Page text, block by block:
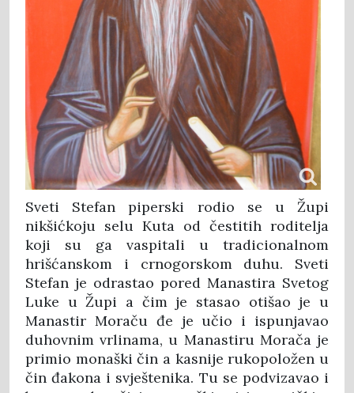
Sveti Stefan piperski rodio se u Župi
nikšićkoju selu Kuta od čestitih roditelja
koji su ga vaspitali u tradicionalnom
hrišćanskom i crnogorskom duhu. Sveti
Stefan je odrastao pored Manastira Svetog
Luke u Župi a čim je stasao otišao je u
Manastir Moraču đe je učio i ispunjavao
duhovnim vrlinama, u Manastiru Morača je
primio monaški čin a kasnije rukopoložen u
čin đakona i svještenika. Tu se podvizavao i